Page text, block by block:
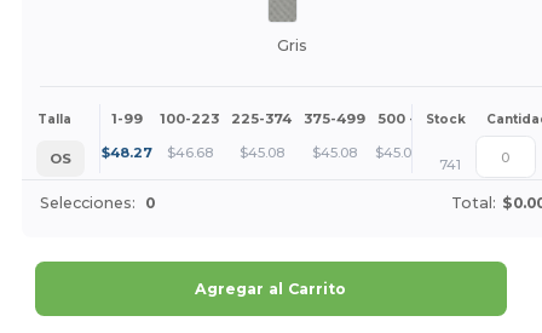
Gris
Talla 1-99 100-223 225-374 375-499 500 + Más
Stock
OS $48.27 $46.68 $45.08 $45.08 $45.08 +
741
Selecciones: 0 Total:
Agregar al Carrito